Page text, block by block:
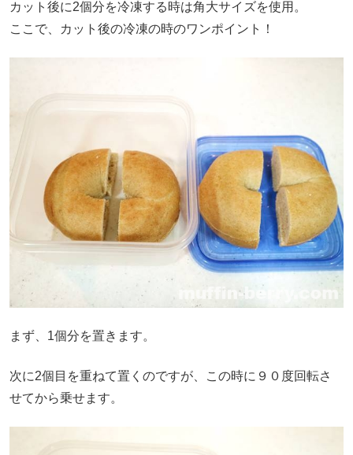
カット後に2個分を冷凍する時は角大サイズを使用。
ここで、カット後の冷凍の時のワンポイント！
まず、1個分を置きます。
次に2個目を重ねて置くのですが、この時に９０度回転さ
せてから乗せます。